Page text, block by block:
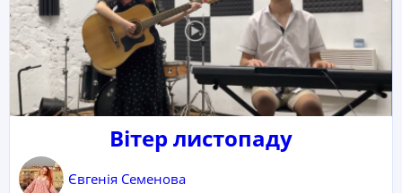
Вітер листопаду
Євгенія Семенова